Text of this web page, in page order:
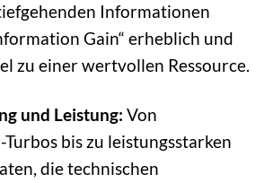
Informationen
Gain“ erheblich und
zu einer wertvollen Ressource.
und Leistung: Von
bis zu leistungsstarken
die technischen